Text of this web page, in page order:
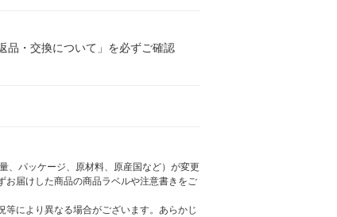
品・交換について」を必ずご確認
、パッケージ、原材料、原産国など）が変更
お届けした商品の商品ラベルや注意書きをご
により異なる場合がございます。あらかじ